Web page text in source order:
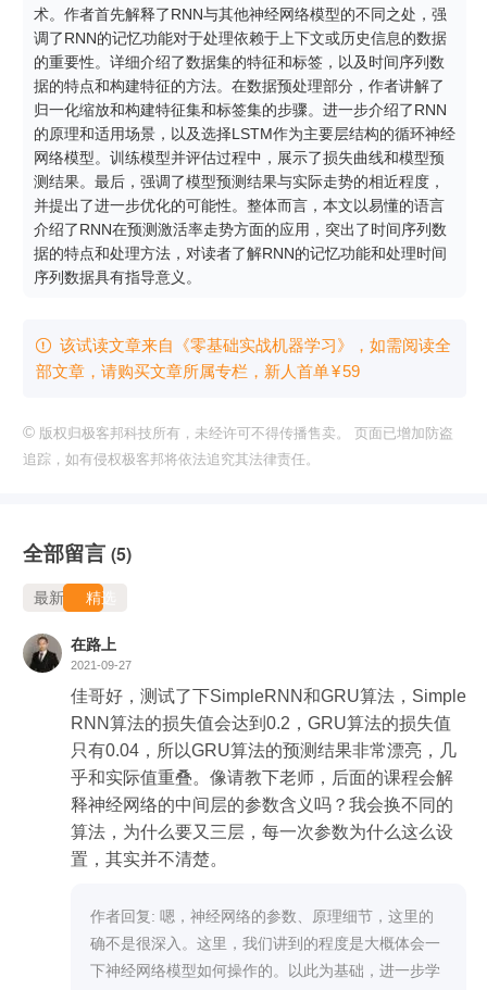
术。作者首先解释了RNN与其他神经网络模型的不同之处，强
调了RNN的记忆功能对于处理依赖于上下文或历史信息的数据
的重要性。详细介绍了数据集的特征和标签，以及时间序列数
据的特点和构建特征的方法。在数据预处理部分，作者讲解了
归一化缩放和构建特征集和标签集的步骤。进一步介绍了RNN
的原理和适用场景，以及选择LSTM作为主要层结构的循环神经
网络模型。训练模型并评估过程中，展示了损失曲线和模型预
测结果。最后，强调了模型预测结果与实际走势的相近程度，
并提出了进一步优化的可能性。整体而言，本文以易懂的语言
介绍了RNN在预测激活率走势方面的应用，突出了时间序列数
据的特点和处理方法，对读者了解RNN的记忆功能和处理时间
序列数据具有指导意义。
 该试读文章来自《零基础实战机器学习》，如需阅读全
部文章，请购买文章所属专栏 ，新⼈⾸单¥59
© 版权归极客邦科技所有，未经许可不得传播售卖。 页面已增加防盗
追踪，如有侵权极客邦将依法追究其法律责任。
全部留言 (5)
最新 精选
在路上
2021-09-27
佳哥好，测试了下SimpleRNN和GRU算法，Simple
RNN算法的损失值会达到0.2，GRU算法的损失值
只有0.04，所以GRU算法的预测结果非常漂亮，几
乎和实际值重叠。像请教下老师，后面的课程会解
释神经网络的中间层的参数含义吗？我会换不同的
算法，为什么要又三层，每一次参数为什么这么设
置，其实并不清楚。
作者回复: 嗯，神经网络的参数、原理细节，这里的
确不是很深入。这里，我们讲到的程度是大概体会一
下神经网络模型如何操作的。以此为基础，进一步学